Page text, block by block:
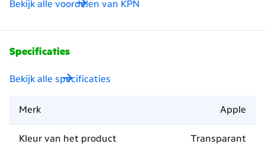
Bekijk alle voordelen van KPN
Specificaties
Bekijk alle specificaties
Merk Apple
Kleur van het product Transparant